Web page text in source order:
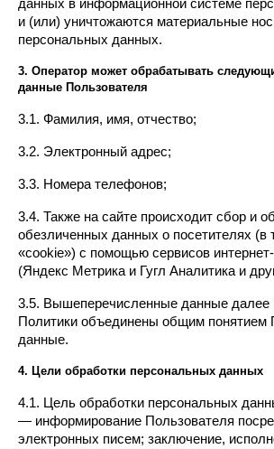
данных в информационной системе
и (или) уничтожаются материальные
персональных данных.
3. Оператор может обрабатывать
данные Пользователя
3.1. Фамилия, имя, отчество;
3.2. Электронный адрес;
3.3. Номера телефонов;
3.4. Также на сайте происходит сбор и
обезличенных данных о посетителях (в
«cookie») с помощью сервисов интернет-
(Яндекс Метрика и Гугл Аналитика и
3.5. Вышеперечисленные данные далее
Политики объединены общим понятием
данные.
4. Цели обработки персональных данных
4.1. Цель обработки персональных
— информирование Пользователя
электронных писем; заключение,